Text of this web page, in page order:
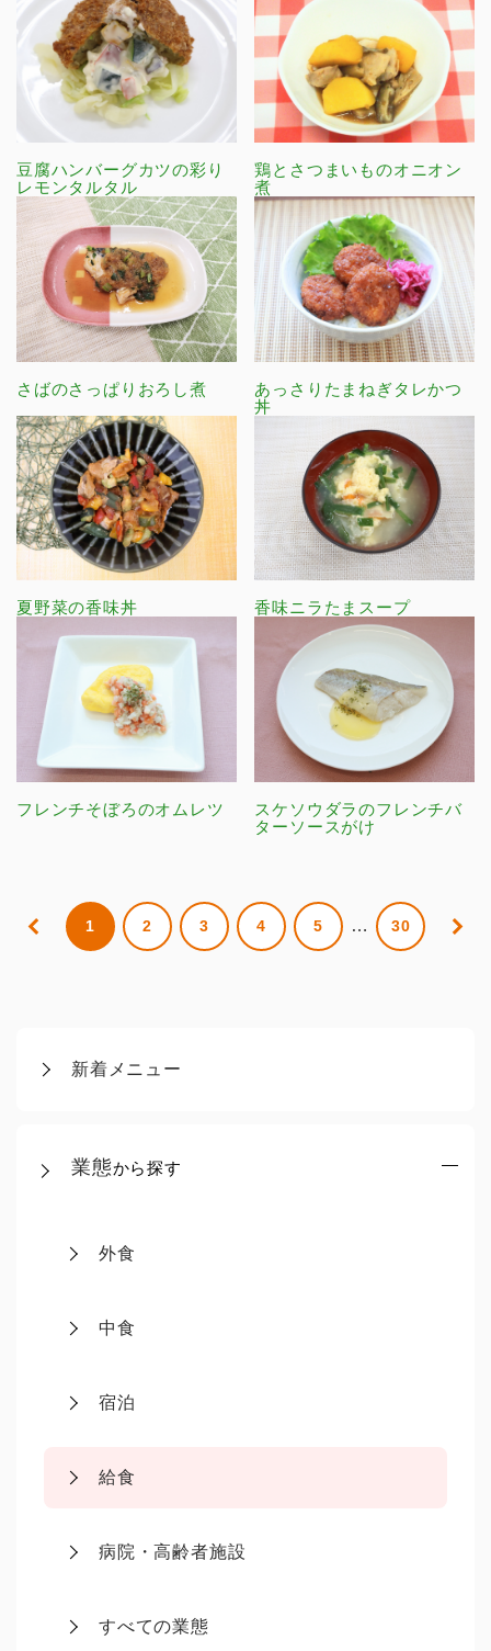
新着メニュー
業態から探す
外食
中食
宿泊
給食
病院・高齢者施設
すべての業態
豆腐ハンバーグカツの彩り
レモンタルタル
鶏とさつまいものオニオン
煮
さばのさっぱりおろし煮
あっさりたまねぎタレかつ
丼
夏野菜の香味丼 香味ニラたまスープ
フレンチそぼろのオムレツ
スケソウダラのフレンチバ
ターソースがけ
1 2 3 4 5 … 30